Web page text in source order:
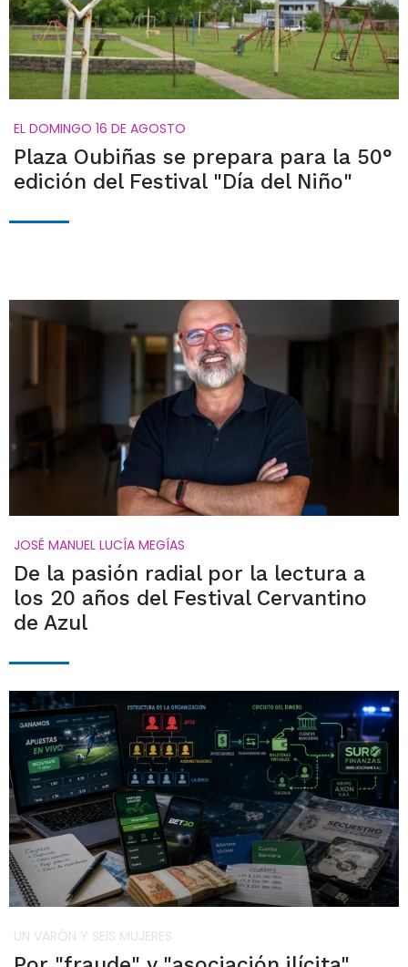
EL DOMINGO 16 DE AGOSTO
Plaza Oubiñas se prepara para la 50°
edición del Festival "Día del Niño"
JOSÉ MANUEL LUCÍA MEGÍAS
De la pasión radial por la lectura a
los 20 años del Festival Cervantino
de Azul
UN VARÓN Y SEIS MUJERES